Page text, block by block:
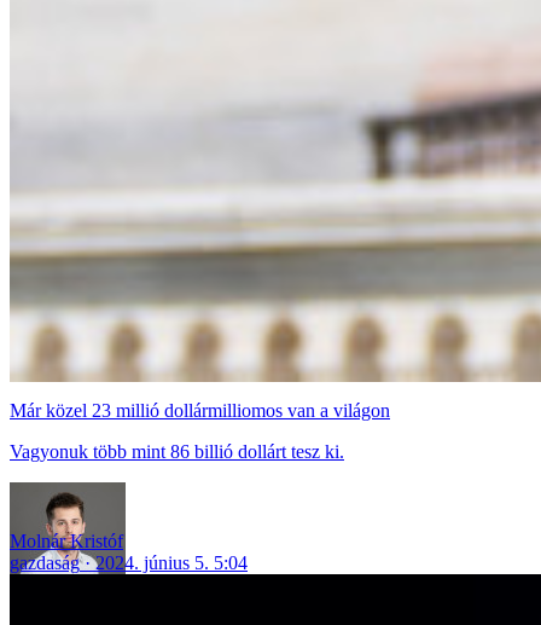
Már közel 23 millió dollármilliomos van a világon
Vagyonuk több mint 86 billió dollárt tesz ki.
Molnár Kristóf
gazdaság
2024. június 5. 5:04